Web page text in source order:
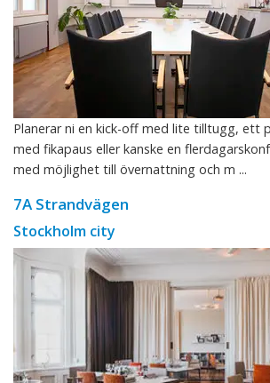
Planerar ni en kick-off med lite tilltugg, ett
med fikapaus eller kanske en
med möjlighet till övernattning och m ...
7A Strandvägen
Stockholm city